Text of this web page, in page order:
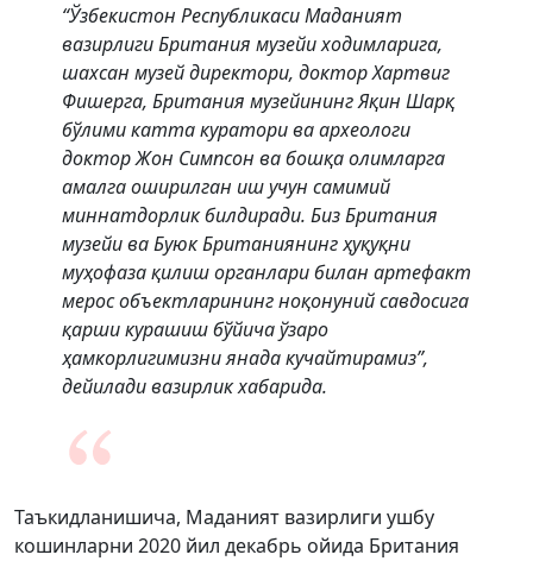
“Ўзбекистон Республикаси Маданият
вазирлиги Британия музейи ходимларига,
шахсан музей директори, доктор Хартвиг
Фишерга, Британия музейининг Яқин Шарқ
бўлими катта куратори ва археологи
доктор Жон Симпсон ва бошқа олимларга
амалга оширилган иш учун самимий
миннатдорлик билдиради. Биз Британия
музейи ва Буюк Британиянинг ҳуқуқни
муҳофаза қилиш органлари билан артефакт
мерос объектларининг ноқонуний савдосига
қарши курашиш бўйича ўзаро
ҳамкорлигимизни янада кучайтирамиз”,
дейилади вазирлик хабарида.
Таъкидланишича, Маданият вазирлиги ушбу
кошинларни 2020 йил декабрь ойида Британия